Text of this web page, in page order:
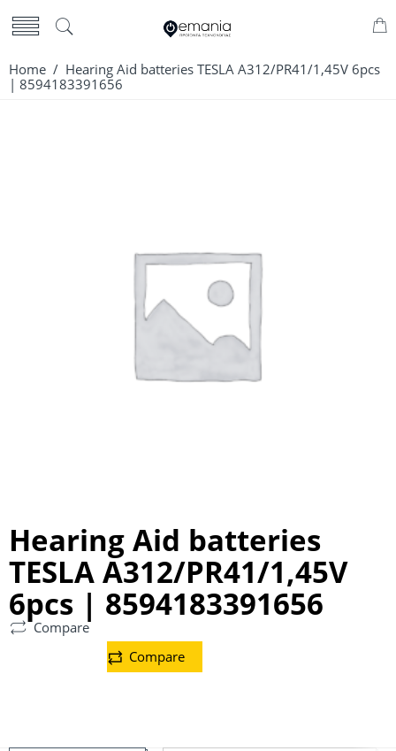
Home / Hearing Aid batteries TESLA A312/PR41/1,45V 6pcs
| 8594183391656
Hearing Aid batteries
TESLA A312/PR41/1,45V
6pcs | 8594183391656
Compare
Compare